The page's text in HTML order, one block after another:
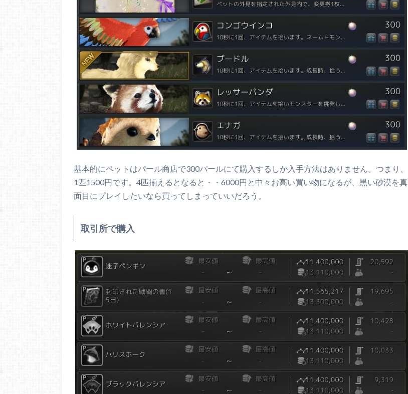
基本的にペットはパール商店で300パールにて購入するしか入手方法はありません。つまり、
1匹1500円です。4匹揃えるとなると・・6000円と中々お高い買い物になるが、黒い砂漠を真
面目にプレイしたいなら買ってしまっていいだろう。
取引所で購入